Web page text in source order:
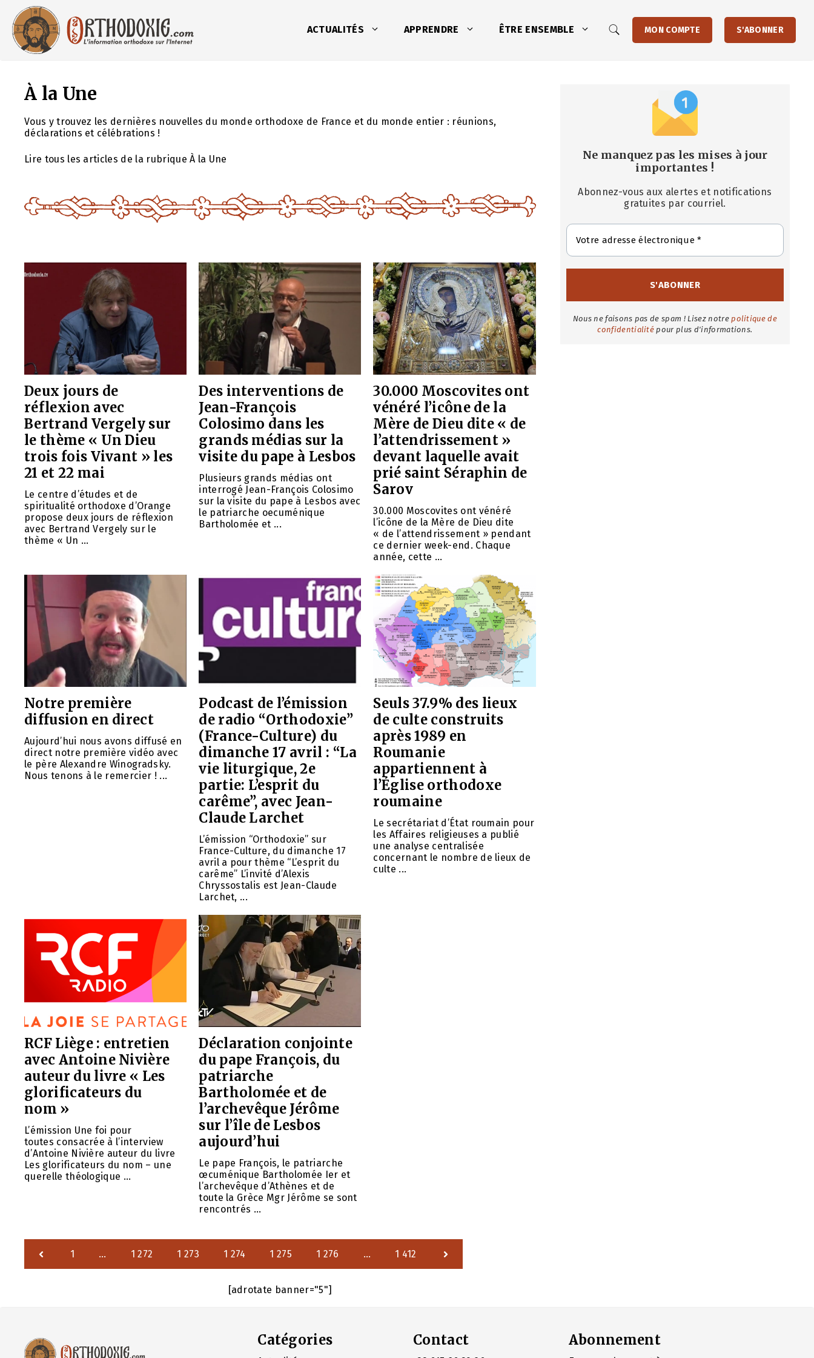
contenu
ACTUALITÉS APPRENDRE ÊTRE ENSEMBLE MON COMPTE S'ABONNER
À la Une
Vous y trouvez les dernières nouvelles du monde orthodoxe de France et du monde entier : réunions,
déclarations et célébrations !
Lire tous les articles de la rubrique À la Une
Deux jours de
réflexion avec
Bertrand Vergely sur
le thème « Un Dieu
trois fois Vivant » les
21 et 22 mai
Le centre d’études et de
spiritualité orthodoxe d’Orange
propose deux jours de réflexion
avec Bertrand Vergely sur le
thème « Un ...
Des interventions de
Jean-François
Colosimo dans les
grands médias sur la
visite du pape à Lesbos
Plusieurs grands médias ont
interrogé Jean-François Colosimo
sur la visite du pape à Lesbos avec
le patriarche oecuménique
Bartholomée et ...
30.000 Moscovites ont
vénéré l’icône de la
Mère de Dieu dite « de
l’attendrissement »
devant laquelle avait
prié saint Séraphin de
Sarov
30.000 Moscovites ont vénéré
l’icône de la Mère de Dieu dite
« de l’attendrissement » pendant
ce dernier week-end. Chaque
année, cette ...
Notre première
diffusion en direct
Aujourd’hui nous avons diffusé en
direct notre première vidéo avec
le père Alexandre Winogradsky.
Nous tenons à le remercier ! ...
Podcast de l’émission
de radio “Orthodoxie”
(France-Culture) du
dimanche 17 avril : “La
vie liturgique, 2e
partie: L’esprit du
carême”, avec Jean-
Claude Larchet
L’émission “Orthodoxie” sur
France-Culture, du dimanche 17
avril a pour thème “L’esprit du
carême” L’invité d’Alexis
Chryssostalis est Jean-Claude
Larchet, ...
Seuls 37.9% des lieux
de culte construits
après 1989 en
Roumanie
appartiennent à
l’Église orthodoxe
roumaine
Le secrétariat d’État roumain pour
les Affaires religieuses a publié
une analyse centralisée
concernant le nombre de lieux de
culte ...
RCF Liège : entretien
avec Antoine Nivière
auteur du livre « Les
glorificateurs du
nom »
L’émission Une foi pour
toutes consacrée à l’interview
d’Antoine Nivière auteur du livre
Les glorificateurs du nom – une
querelle théologique ...
Déclaration conjointe
du pape François, du
patriarche
Bartholomée et de
l’archevêque Jérôme
sur l’île de Lesbos
aujourd’hui
Le pape François, le patriarche
œcuménique Bartholomée Ier et
l’archevêque d’Athènes et de
toute la Grèce Mgr Jérôme se sont
rencontrés ...
1 … 1 272 1 273 1 274 1 275 1 276 … 1 412
[adrotate banner="5"]
Ne manquez pas les mises à jour
importantes !
Abonnez-vous aux alertes et notifications
gratuites par courriel.
Nous ne faisons pas de spam ! Lisez notre politique de
confidentialité pour plus d'informations.
Catégories Contact Abonnement